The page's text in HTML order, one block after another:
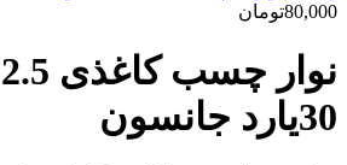
80,000تومان
30یارد جانسون